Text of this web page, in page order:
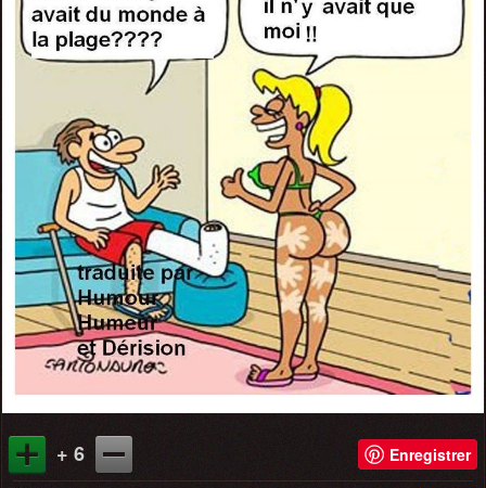
+ 6 Enregistrer